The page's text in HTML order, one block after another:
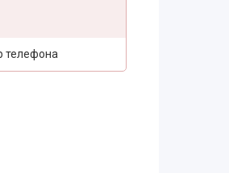
телефона